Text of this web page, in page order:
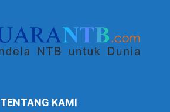
TENTANG KAMI